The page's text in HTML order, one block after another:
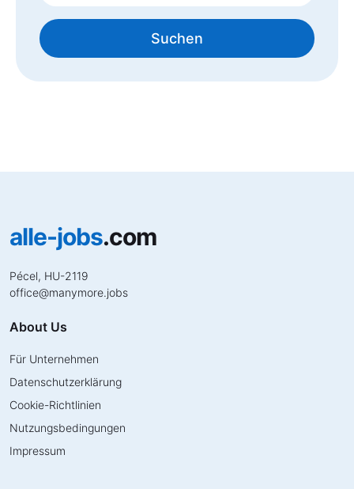
Suchen
alle-jobs.com
Pécel, HU-2119
office@manymore.jobs
About Us
Für Unternehmen
Datenschutzerklärung
Cookie-Richtlinien
Nutzungsbedingungen
Impressum